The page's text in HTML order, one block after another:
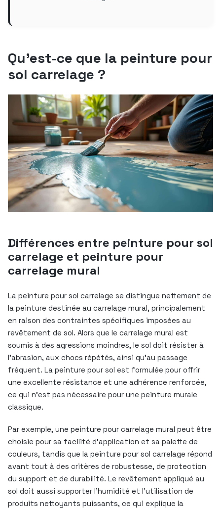
Qu’est-ce que la peinture pour
sol carrelage ?
Différences entre peinture pour sol
carrelage et peinture pour
carrelage mural
La peinture pour sol carrelage se distingue nettement de
la peinture destinée au carrelage mural, principalement
en raison des contraintes spécifiques imposées au
revêtement de sol. Alors que le carrelage mural est
soumis à des agressions moindres, le sol doit résister à
l’abrasion, aux chocs répétés, ainsi qu’au passage
fréquent. La peinture pour sol est formulée pour offrir
une excellente résistance et une adhérence renforcée,
ce qui n’est pas nécessaire pour une peinture murale
classique.
Par exemple, une peinture pour carrelage mural peut être
choisie pour sa facilité d’application et sa palette de
couleurs, tandis que la peinture pour sol carrelage répond
avant tout à des critères de robustesse, de protection
du support et de durabilité. Le revêtement appliqué au
sol doit aussi supporter l’humidité et l’utilisation de
produits nettoyants puissants, ce qui explique la